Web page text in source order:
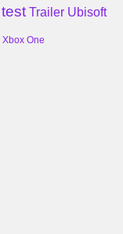
test Trailer Ubisoft
Xbox One